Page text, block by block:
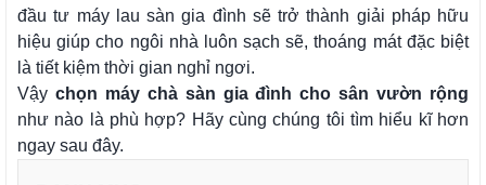
đầu tư máy lau sàn gia đình sẽ trở thành giải pháp hữu
hiệu giúp cho ngôi nhà luôn sạch sẽ, thoáng mát đặc biệt
là tiết kiệm thời gian nghỉ ngơi.
Vậy chọn máy chà sàn gia đình cho sân vườn rộng
như nào là phù hợp? Hãy cùng chúng tôi tìm hiểu kĩ hơn
ngay sau đây.